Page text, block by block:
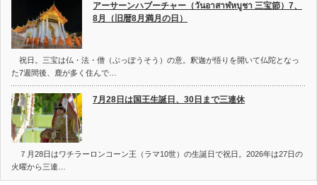
アーサーンハブーチャー（วันอาสาฬหบูชา 三宝節）7、
8月（旧暦8月満月の日）
祝日。三宝は仏・法・僧（ぶっぽうそう）の意。釈迦が悟りを開いて仏陀となっ
た7週間後、鹿が多く住んで…
7月28日は国王生誕日、30日まで三連休
７月28日はワチラーロンコーン王（ラマ10世）の生誕日で祝日。2026年は27日の
火曜から三連…